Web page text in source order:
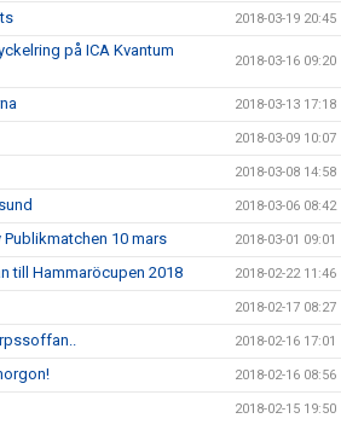
2018-03-19 20:45
på ICA Kvantum
2018-03-16 09:20
2018-03-13 17:18
2018-03-09 10:07
2018-03-08 14:58
2018-03-06 08:42
10 mars 2018-03-01 09:01
till Hammaröcupen 2018 2018-02-22 11:46
2018-02-17 08:27
2018-02-16 17:01
2018-02-16 08:56
2018-02-15 19:50